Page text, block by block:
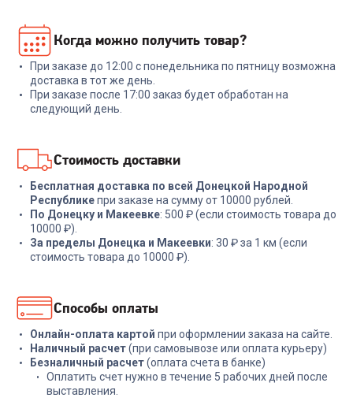
Роутер TP-LINK Archer C6U
AC1200 10/100/1000BASE-
TX черный
+ 134 бонуса
4 499₽
CLN 30598 200ml+microfibre
399 ₽
Когда можно получить товар?
При заказе до 12:00 с понедельника по пятницу возможна
доставка в тот же день.
При заказе после 17:00 заказ будет обработан на
следующий день.
Стоимость доставки
Бесплатная доставка по всей Донецкой Народной
Республикепри заказе на сумму от 10000 рублей.
По Донецку и Макеевке: 500 ₽ (если стоимость товара до
10000 ₽).
За пределы Донецка и Макеевки: 30 ₽ за 1 км (если
стоимость товара до 10000 ₽).
Способы оплаты
Онлайн-оплата картой при оформлении заказа на сайте.
Наличный расчет(при самовывозе или оплата курьеру)
Безналичный расчет(оплата счета в банке)
Оплатить счет нужно в течение 5 рабочих дней после
выставления.